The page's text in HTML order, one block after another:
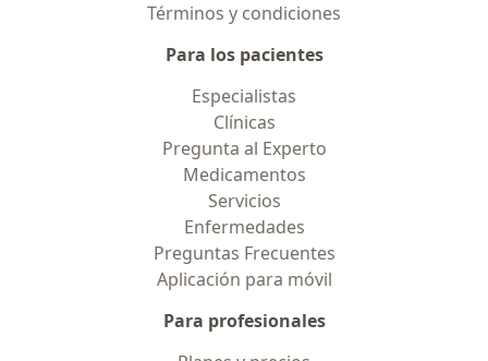
Términos y condiciones
Para los pacientes
Especialistas
Clínicas
Pregunta al Experto
Medicamentos
Servicios
Enfermedades
Preguntas Frecuentes
Aplicación para móvil
Para profesionales